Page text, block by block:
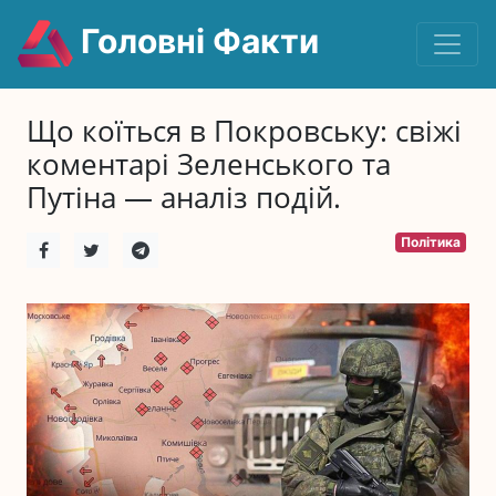
Головні Факти
Що коїться в Покровську: свіжі
коментарі Зеленського та
Путіна — аналіз подій.
Політика